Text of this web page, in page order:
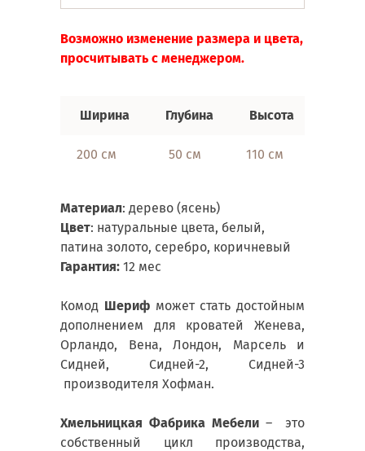
Возможно изменение размера и цвета,
просчитывать с менеджером.
Ширина Глубина Высота
200 см 50 см 110 см
Материал: дерево (ясень)
Цвет: натуральные цвета, белый,
патина золото, серебро, коричневый
Гарантия: 12 мес
Комод Шериф может стать достойным
дополнением для кроватей Женева,
Орландо, Вена, Лондон, Марсель и
Сидней, Сидней-2, Сидней-3
производителя Хофман.
Хмельницкая Фабрика Мебели – это
собственный цикл производства,